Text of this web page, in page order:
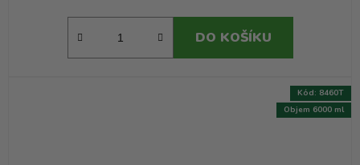
DO KOŠÍKU
Objem 6000 ml
Kód: 8460T